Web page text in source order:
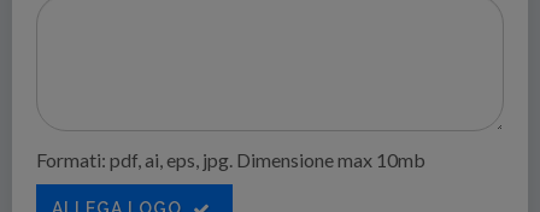
Formati: pdf, ai, eps, jpg. Dimensione max 10mb